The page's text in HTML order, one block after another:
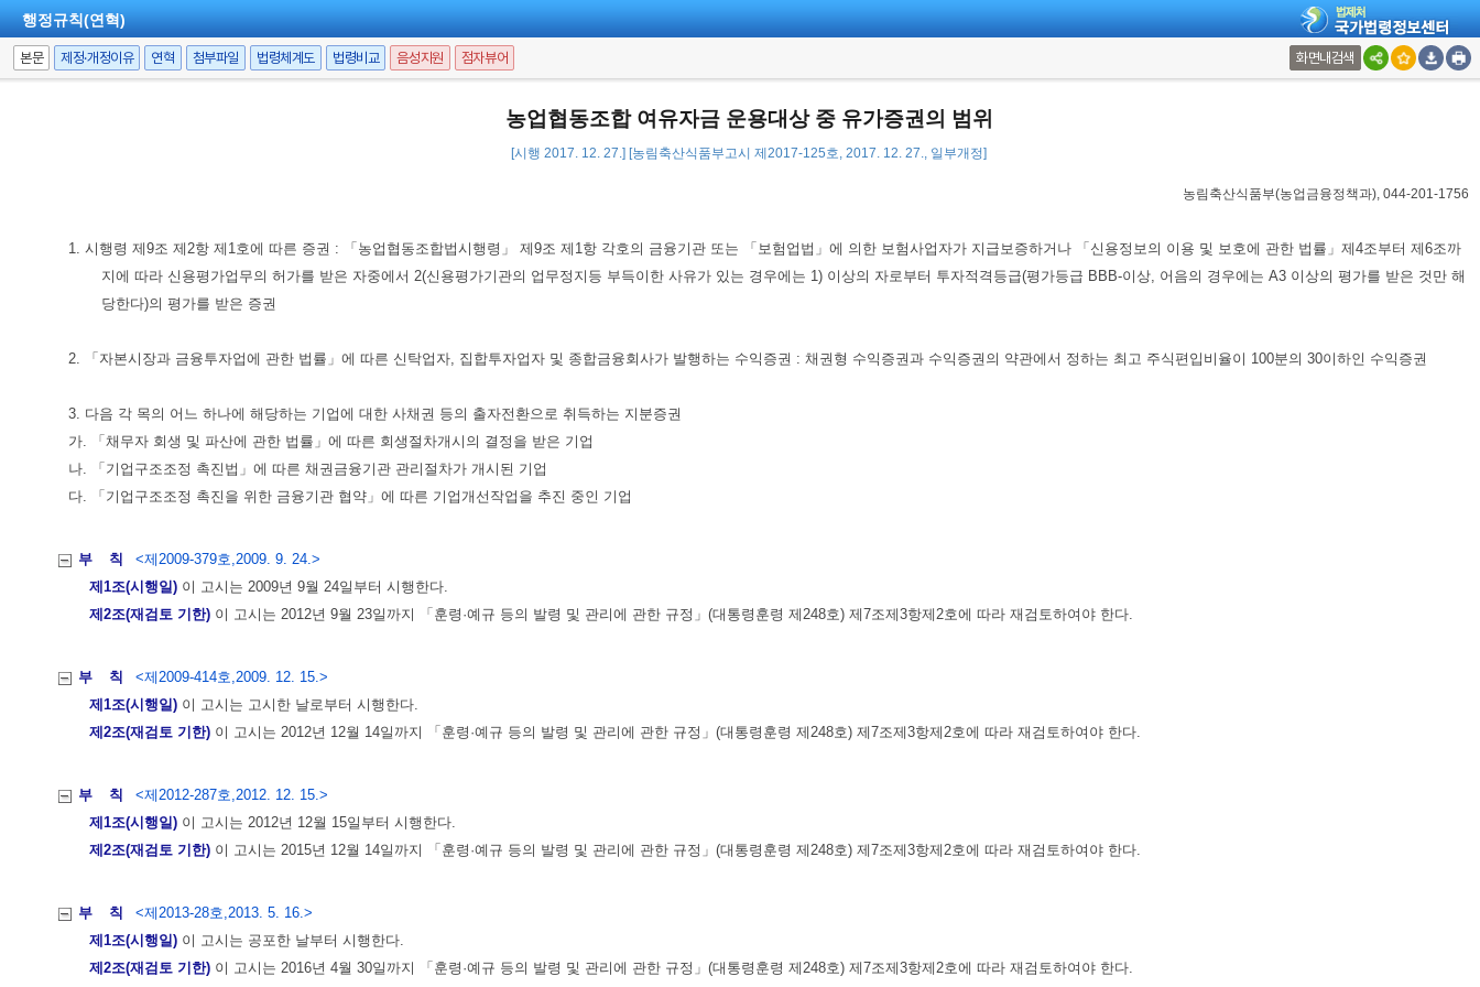
행정규칙(연혁)
본문 제정·개정이유 연혁 첨부파일 법령체계도 법령비교 음성지원 점자뷰어 화면내검색
농업협동조합 여유자금 운용대상 중 유가증권의 범위
[시행 2017. 12. 27.] [농림축산식품부고시 제2017-125호, 2017. 12. 27., 일부개정]
농림축산식품부(농업금융정책과), 044-201-1756
1. 시행령 제9조 제2항 제1호에 따른 증권 : 「농업협동조합법시행령」 제9조 제1항 각호의 금융기관 또는 「보험업법」에 의한 보험사업자가 지급보증하거나 「신용정보의 이용 및 보호에 관한 법률」제4조부터 제6조까
지에 따라 신용평가업무의 허가를 받은 자중에서 2(신용평가기관의 업무정지등 부득이한 사유가 있는 경우에는 1) 이상의 자로부터 투자적격등급(평가등급 BBB-이상, 어음의 경우에는 A3 이상의 평가를 받은 것만 해
당한다)의 평가를 받은 증권
2. 「자본시장과 금융투자업에 관한 법률」에 따른 신탁업자, 집합투자업자 및 종합금융회사가 발행하는 수익증권 : 채권형 수익증권과 수익증권의 약관에서 정하는 최고 주식편입비율이 100분의 30이하인 수익증권
3. 다음 각 목의 어느 하나에 해당하는 기업에 대한 사채권 등의 출자전환으로 취득하는 지분증권
가. 「채무자 회생 및 파산에 관한 법률」에 따른 회생절차개시의 결정을 받은 기업
나. 「기업구조조정 촉진법」에 따른 채권금융기관 관리절차가 개시된 기업
다. 「기업구조조정 촉진을 위한 금융기관 협약」에 따른 기업개선작업을 추진 중인 기업
부 칙
<제2009-379호,2009. 9. 24.>
제1조(시행일) 이 고시는 2009년 9월 24일부터 시행한다.
제2조(재검토 기한) 이 고시는 2012년 9월 23일까지 「훈령·예규 등의 발령 및 관리에 관한 규정」(대통령훈령 제248호) 제7조제3항제2호에 따라 재검토하여야 한다.
부 칙
<제2009-414호,2009. 12. 15.>
제1조(시행일) 이 고시는 고시한 날로부터 시행한다.
제2조(재검토 기한) 이 고시는 2012년 12월 14일까지 「훈령·예규 등의 발령 및 관리에 관한 규정」(대통령훈령 제248호) 제7조제3항제2호에 따라 재검토하여야 한다.
부 칙
<제2012-287호,2012. 12. 15.>
제1조(시행일) 이 고시는 2012년 12월 15일부터 시행한다.
제2조(재검토 기한) 이 고시는 2015년 12월 14일까지 「훈령·예규 등의 발령 및 관리에 관한 규정」(대통령훈령 제248호) 제7조제3항제2호에 따라 재검토하여야 한다.
부 칙
<제2013-28호,2013. 5. 16.>
제1조(시행일) 이 고시는 공포한 날부터 시행한다.
제2조(재검토 기한) 이 고시는 2016년 4월 30일까지 「훈령·예규 등의 발령 및 관리에 관한 규정」(대통령훈령 제248호) 제7조제3항제2호에 따라 재검토하여야 한다.